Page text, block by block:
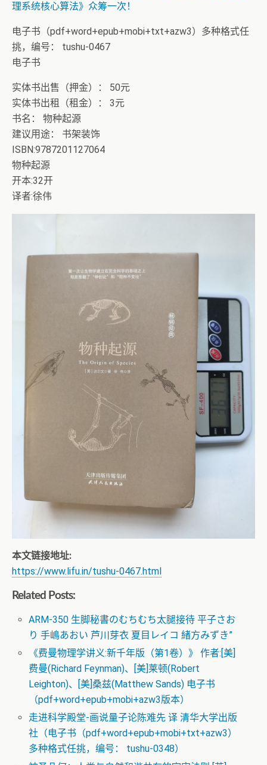
理系统核心算法》众筹一次！
电子书（pdf+word+epub+mobi+txt+azw3）多种格式任
挑，编号： tushu-0467
电子书
实体书出售（押金）： 50元
实体书出租（租金）： 3元
书名： 物种起源
建议用途： 书架装饰
ISBN:9787201127064
物种起源
开本:32开
译者:徐伟
本文链接地址:
https://www.lifu.in/tushu-0467.html
Related Posts:
ARM-350 生脚秘書のむちむち太腿接待 平子さお
り 手嶋あおい 芦川芽衣 夏目レイコ 緒方みずき”
《费曼物理学讲义:新千年版（第1卷）》 作者:[美]
费曼(Richard Feynman)、[美]莱顿(Robert
Leighton)、[美]桑兹(Matthew Sands) 电子书
（pdf+word+epub+mobi+azw3版本）
走进科学殿堂-画说量子论陈难先 译 清华大学出版
社（电子书（pdf+word+epub+mobi+txt+azw3）
多种格式任挑，编号： tushu-0348）